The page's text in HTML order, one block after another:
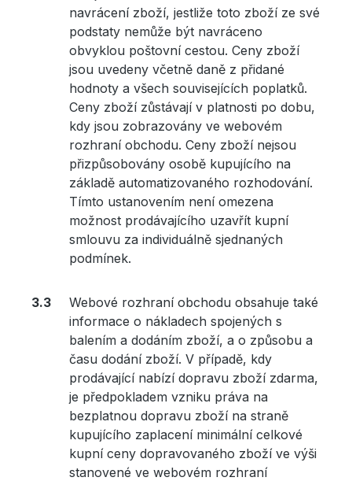
navrácení zboží, jestliže toto zboží ze své
podstaty nemůže být navráceno
obvyklou poštovní cestou. Ceny zboží
jsou uvedeny včetně daně z přidané
hodnoty a všech souvisejících poplatků.
Ceny zboží zůstávají v platnosti po dobu,
kdy jsou zobrazovány ve webovém
rozhraní obchodu. Ceny zboží nejsou
přizpůsobovány osobě kupujícího na
základě automatizovaného rozhodování.
Tímto ustanovením není omezena
možnost prodávajícího uzavřít kupní
smlouvu za individuálně sjednaných
podmínek.
Webové rozhraní obchodu obsahuje také
informace o nákladech spojených s
balením a dodáním zboží, a o způsobu a
času dodání zboží. V případě, kdy
prodávající nabízí dopravu zboží zdarma,
je předpokladem vzniku práva na
bezplatnou dopravu zboží na straně
kupujícího zaplacení minimální celkové
kupní ceny dopravovaného zboží ve výši
stanovené ve webovém rozhraní